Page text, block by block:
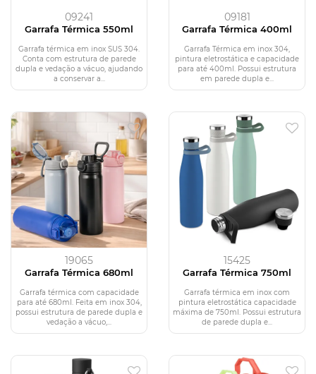
09241
Garrafa Térmica 550ml
Garrafa térmica em inox SUS 304.
Conta com estrutura de parede
dupla e vedação a vácuo, ajudando
a conservar a...
09181
Garrafa Térmica 400ml
Garrafa Térmica em inox 304,
pintura eletrostática e capacidade
para até 400ml. Possui estrutura
em parede dupla e...
19065
Garrafa Térmica 680ml
Garrafa térmica com capacidade
para até 680ml. Feita em inox 304,
possui estrutura de parede dupla e
vedação a vácuo,...
15425
Garrafa Térmica 750ml
Garrafa térmica em inox com
pintura eletrostática capacidade
máxima de 750ml. Possui estrutura
de parede dupla e...